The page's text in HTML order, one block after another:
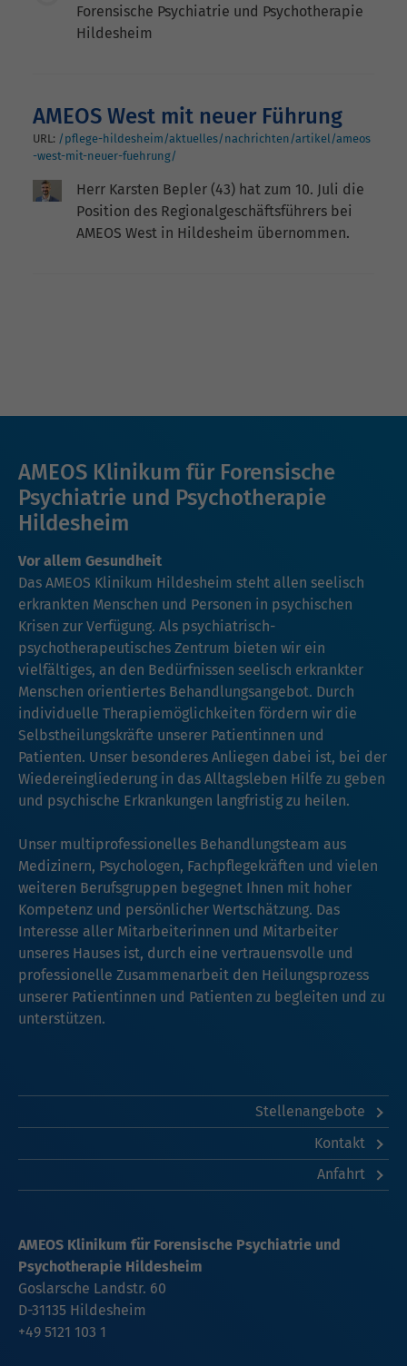
Forensische Psychiatrie und Psychotherapie
Hildesheim
AMEOS West mit neuer Führung
URL: /pflege-hildesheim/aktuelles/nachrichten/artikel/ameos
-west-mit-neuer-fuehrung/
Herr Karsten Bepler (43) hat zum 10. Juli die
Position des Regionalgeschäftsführers bei
AMEOS West in Hildesheim übernommen.
AMEOS Klinikum für Forensische
Psychiatrie und Psychotherapie
Hildesheim
Vor allem Gesundheit
Das AMEOS Klinikum Hildesheim steht allen seelisch
erkrankten Menschen und Personen in psychischen
Krisen zur Verfügung. Als psychiatrisch-
psychotherapeutisches Zentrum bieten wir ein
vielfältiges, an den Bedürfnissen seelisch erkrankter
Menschen orientiertes Behandlungsangebot. Durch
individuelle Therapiemöglichkeiten fördern wir die
Selbstheilungskräfte unserer Patientinnen und
Patienten. Unser besonderes Anliegen dabei ist, bei der
Wiedereingliederung in das Alltagsleben Hilfe zu geben
und psychische Erkrankungen langfristig zu heilen.
Unser multiprofessionelles Behandlungsteam aus
Medizinern, Psychologen, Fachpflegekräften und vielen
weiteren Berufsgruppen begegnet Ihnen mit hoher
Kompetenz und persönlicher Wertschätzung. Das
Interesse aller Mitarbeiterinnen und Mitarbeiter
unseres Hauses ist, durch eine vertrauensvolle und
professionelle Zusammenarbeit den Heilungsprozess
unserer Patientinnen und Patienten zu begleiten und zu
unterstützen.
Stellenangebote
Kontakt
Anfahrt
AMEOS Klinikum für Forensische Psychiatrie und
Psychotherapie Hildesheim
Goslarsche Landstr. 60
D-31135 Hildesheim
+49 5121 103 1